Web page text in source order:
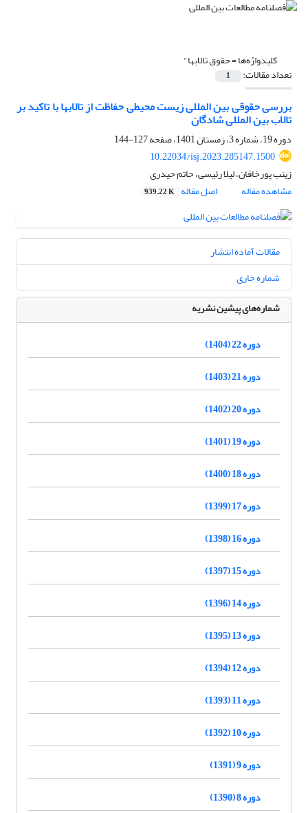
کلیدواژه‌ها =حقوق تالابها"
تعداد مقالات: 1
بررسی حقوقی بین المللی زیست محیطی حفاظت از تالابها با تاکید بر
تالاب بین المللی شادگان
دوره 19، شماره 3، زمستان 1401، صفحه
127-144
10.22034/isj.2023.285147.1500
زینب پورخاقان، لیلا رئیسی، حاتم حیدری
مشاهده مقاله
اصل مقاله 939.22 K
مقالات آماده انتشار
شماره جاری
شماره‌های پیشین نشریه
دوره 22 (1404)
دوره 21 (1403)
دوره 20 (1402)
دوره 19 (1401)
دوره 18 (1400)
دوره 17 (1399)
دوره 16 (1398)
دوره 15 (1397)
دوره 14 (1396)
دوره 13 (1395)
دوره 12 (1394)
دوره 11 (1393)
دوره 10 (1392)
دوره 9 (1391)
دوره 8 (1390)